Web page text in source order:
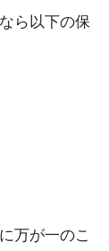
ら以下の保
万が一のこ